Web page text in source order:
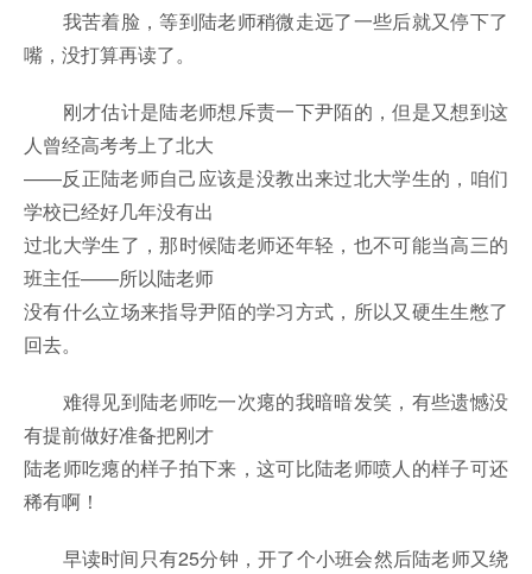
我苦着脸，等到陆老师稍微走远了一些后就又停下了
嘴，没打算再读了。
刚才估计是陆老师想斥责一下尹陌的，但是又想到这
人曾经高考考上了北大
——反正陆老师自己应该是没教出来过北大学生的，咱们
学校已经好几年没有出
过北大学生了，那时候陆老师还年轻，也不可能当高三的
班主任——所以陆老师
没有什么立场来指导尹陌的学习方式，所以又硬生生憋了
回去。
难得见到陆老师吃一次瘪的我暗暗发笑，有些遗憾没
有提前做好准备把刚才
陆老师吃瘪的样子拍下来，这可比陆老师喷人的样子可还
稀有啊！
早读时间只有25分钟，开了个小班会然后陆老师又绕